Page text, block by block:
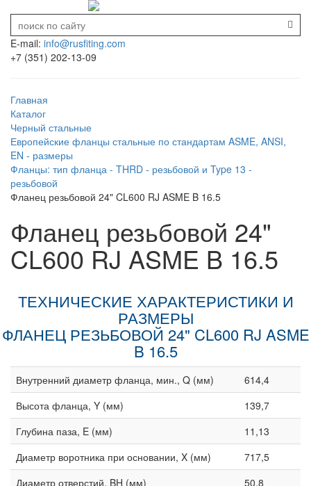
E-mail: info@rusfiting.com
+7 (351) 202-13-09
Главная
Каталог
Черный стальные
Европейские фланцы стальные по стандартам ASME, ANSI,
EN - размеры
Фланцы: тип фланца - THRD - резьбовой и Type 13 -
резьбовой
Фланец резьбовой 24" CL600 RJ ASME B 16.5
Фланец резьбовой 24"
CL600 RJ ASME B 16.5
ТЕХНИЧЕСКИЕ ХАРАКТЕРИСТИКИ И
РАЗМЕРЫ
ФЛАНЕЦ РЕЗЬБОВОЙ 24" CL600 RJ ASME
B 16.5
Внутренний диаметр фланца, мин., Q (мм)
614,4
Высота фланца, Y (мм)
139,7
Глубина паза, E (мм)
11,13
Диаметр воротника при основании, X (мм)
717,5
Диаметр отверстий, BH (мм)
50,8